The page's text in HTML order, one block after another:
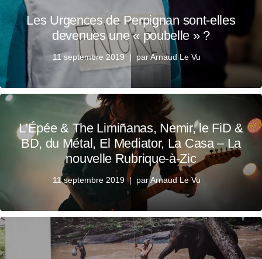
Les Urgences de Perpignan sont-elles
devenues une « poubelle » ?
11 septembre 2019 parArnaud Le Vu
L’Épée & The Limiñanas, Nemir, le FiD &
BD, du Métal, El Mediator, La Casa – La
nouvelle Rubrique-à-Zic
11 septembre 2019 parArnaud Le Vu